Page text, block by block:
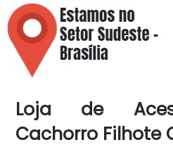
Loja de
Cachorro Filhote